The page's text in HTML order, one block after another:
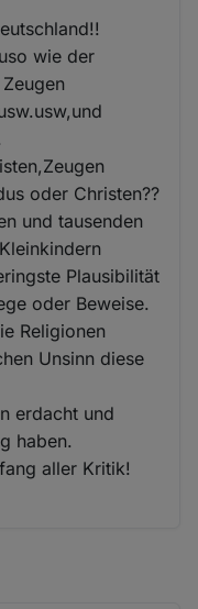
wie der
oder Christen??
und tausenden
Plausibilität
oder Beweise.
Religionen
Unsinn diese
erdacht und
haben.
aller Kritik!